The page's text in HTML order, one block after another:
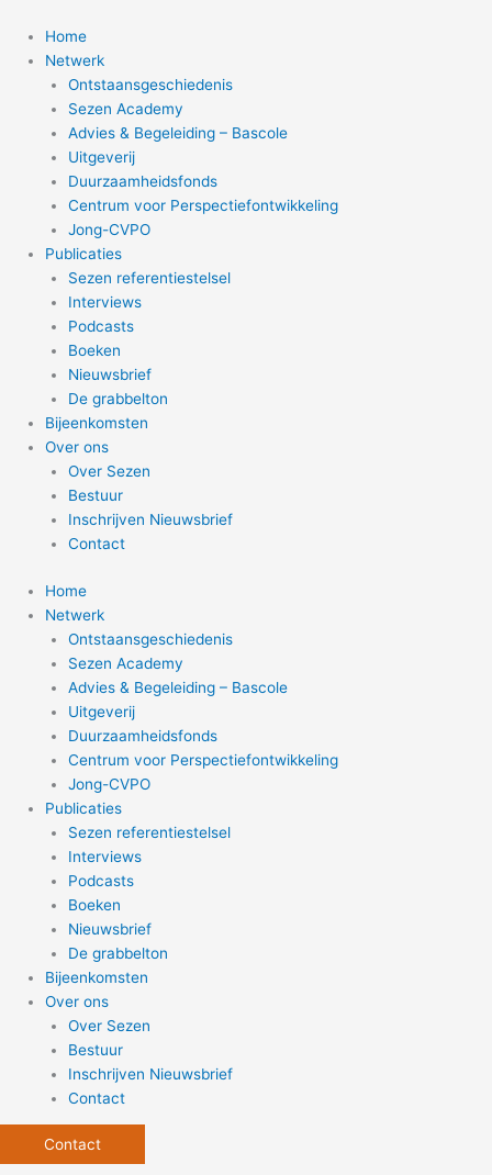
naar
Home
Netwerk
Ontstaansgeschiedenis
Sezen Academy
Advies & Begeleiding – Bascole
Uitgeverij
Duurzaamheidsfonds
Centrum voor Perspectiefontwikkeling
Jong-CVPO
Publicaties
Sezen referentiestelsel
Interviews
Podcasts
Boeken
Nieuwsbrief
De grabbelton
Bijeenkomsten
Over ons
Over Sezen
Bestuur
Inschrijven Nieuwsbrief
Contact
Home
Netwerk
Ontstaansgeschiedenis
Sezen Academy
Advies & Begeleiding – Bascole
Uitgeverij
Duurzaamheidsfonds
Centrum voor Perspectiefontwikkeling
Jong-CVPO
Publicaties
Sezen referentiestelsel
Interviews
Podcasts
Boeken
Nieuwsbrief
De grabbelton
Bijeenkomsten
Over ons
Over Sezen
Bestuur
Inschrijven Nieuwsbrief
Contact
Contact